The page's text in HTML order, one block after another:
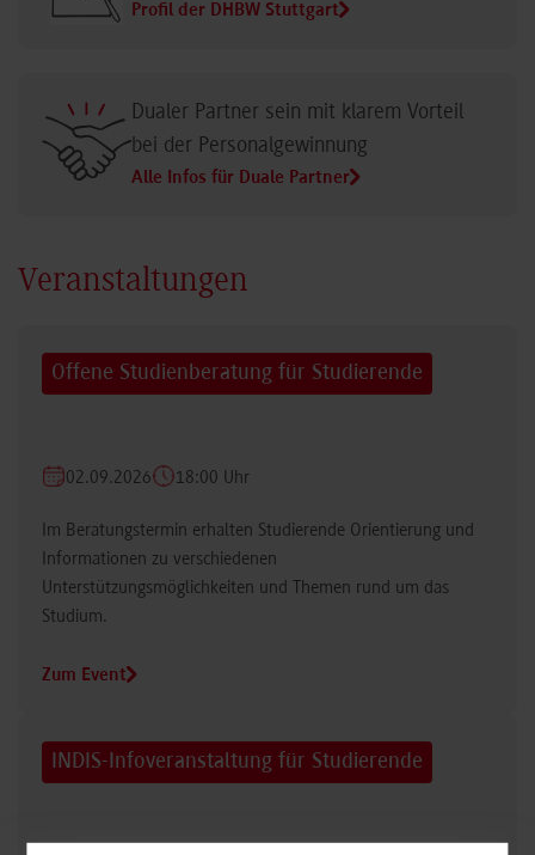
Profil der DHBW Stuttgart
Dualer Partner sein mit klarem Vorteil
bei der Personalgewinnung
Alle Infos für Duale Partner
Veranstaltungen
Offene Studienberatung für Studierende
02.09.2026 18:00 Uhr
Im Beratungstermin erhalten Studierende Orientierung und
Informationen zu verschiedenen
Unterstützungsmöglichkeiten und Themen rund um das
Studium.
Zum Event
INDIS-Infoveranstaltung für Studierende